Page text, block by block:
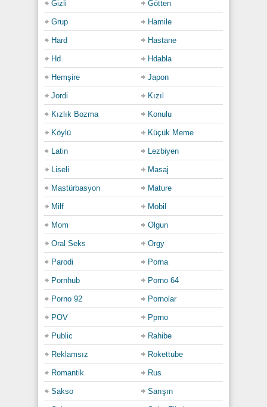
Gizli Götten
Grup Hamile
Hard Hastane
Hd Hdabla
Hemşire Japon
Jordi Kızıl
Kızlık Bozma Konulu
Köylü Küçük Meme
Latin Lezbiyen
Liseli Masaj
Mastürbasyon Mature
Milf Mobil
Mom Olgun
Oral Seks Orgy
Parodi Porna
Pornhub Porno 64
Porno 92 Pornolar
POV Pprno
Public Rahibe
Reklamsız Rokettube
Romantik Rus
Sakso Sarışın